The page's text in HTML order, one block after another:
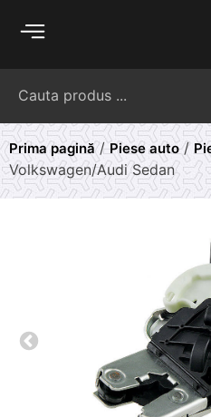
Prima pagină/Piese auto/
Volkswagen/Audi Sedan